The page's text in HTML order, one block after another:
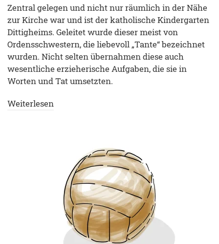
Zentral gelegen und nicht nur räumlich in der Nähe
zur Kirche war und ist der katholische Kindergarten
Dittigheims. Geleitet wurde dieser meist von
Ordensschwestern, die liebevoll „Tante“ bezeichnet
wurden. Nicht selten übernahmen diese auch
wesentliche erzieherische Aufgaben, die sie in
Worten und Tat umsetzten.
Weiterlesen